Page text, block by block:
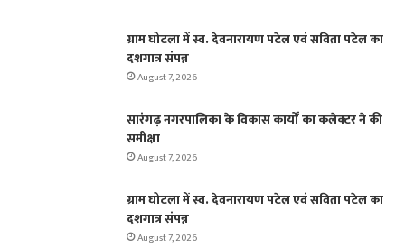
ग्राम घोटला में स्व. देवनारायण पटेल एवं सविता पटेल का
दशगात्र संपन्न
August 7, 2026
सारंगढ़ नगरपालिका के विकास कार्यों का कलेक्टर ने की
समीक्षा
August 7, 2026
ग्राम घोटला में स्व. देवनारायण पटेल एवं सविता पटेल का
दशगात्र संपन्न
August 7, 2026